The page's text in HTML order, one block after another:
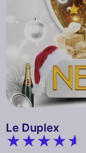
Le Duplex